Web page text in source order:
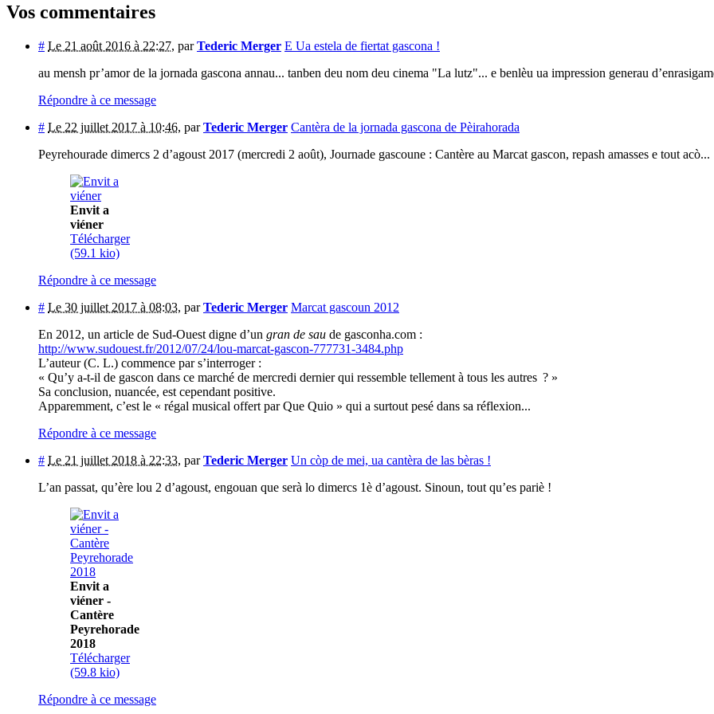
Vos commentaires
# Le 21 août 2016 à 22:27, parTederic Merger E Ua estela de fiertat gascona !
au mensh pr’amor de la jornada gascona annau... tanben deu nom deu cinema "La lutz"... e benlèu ua impression generau
Répondre à ce message
# Le 22 juillet 2017 à 10:46, parTederic Merger Cantèra de la jornada gascona de Pèirahorada
Peyrehourade dimercs 2 d’agoust 2017 (mercredi 2 août), Journade gascoune : Cantère au Marcat gascon, repash amasses e tout acò...
Envit a
viéner
Télécharger
(59.1 kio)
Répondre à ce message
# Le 30 juillet 2017 à 08:03, parTederic Merger Marcat gascoun 2012
En 2012, un article de Sud-Ouest digne d’un gran de sau de gasconha.com :
http://www.sudouest.fr/2012/07/24/lou-marcat-gascon-777731-3484.php
L’auteur (C. L.) commence par s’interroger :
« Qu’y a-t-il de gascon dans ce marché de mercredi dernier qui ressemble tellement à tous les autres ? »
Sa conclusion, nuancée, est cependant positive.
Apparemment, c’est le « régal musical offert par Que Quio » qui a surtout pesé dans sa réflexion...
Répondre à ce message
# Le 21 juillet 2018 à 22:33, parTederic Merger Un còp de mei, ua cantèra de las bèras !
L’an passat, qu’ère lou 2 d’agoust, engouan que serà lo dimercs 1è d’agoust. Sinoun, tout qu’es pariè !
Envit a
viéner -
Cantère
Peyrehorade
2018
Télécharger
(59.8 kio)
Répondre à ce message